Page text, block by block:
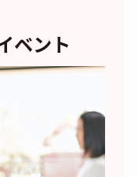
ベント